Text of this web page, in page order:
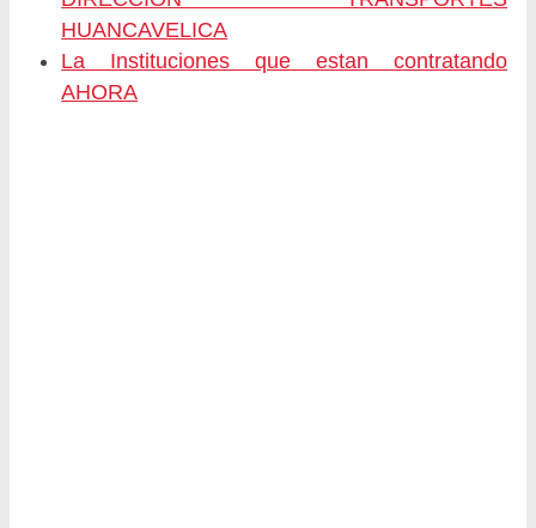
HUANCAVELICA
La Instituciones que estan contratando
AHORA